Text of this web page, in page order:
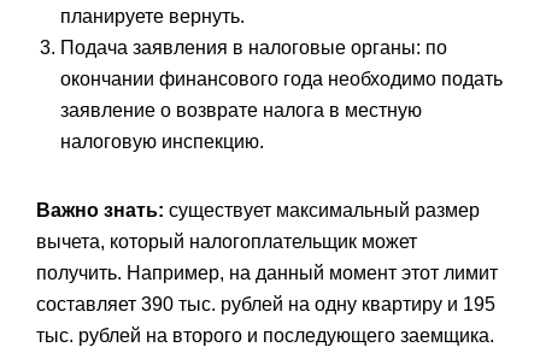
планируете вернуть.
Подача заявления в налоговые органы: по
окончании финансового года необходимо подать
заявление о возврате налога в местную
налоговую инспекцию.
Важно знать: существует максимальный размер
вычета, который налогоплательщик может
получить. Например, на данный момент этот лимит
составляет 390 тыс. рублей на одну квартиру и 195
тыс. рублей на второго и последующего заемщика.